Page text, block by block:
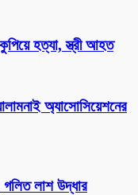
হত্যা, স্ত্রী আহত
অ্যাসোসিয়েশনের
গলিত লাশ উদ্ধার